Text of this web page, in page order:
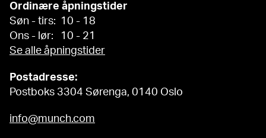
Ordinære åpningstider
Søn - tirs: 10 - 18
Ons - lør: 10 - 21
Se alle åpningstider
Postadresse:
Postboks 3304 Sørenga, 0140 Oslo
info@munch.com